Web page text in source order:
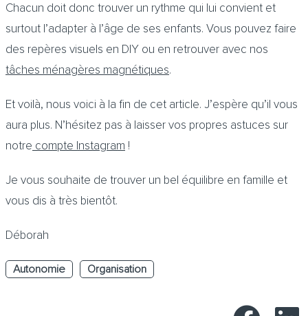
Chacun doit donc trouver un rythme qui lui convient et
surtout l’adapter à l’âge de ses enfants. Vous pouvez faire
des repères visuels en DIY ou en retrouver avec nos
tâches ménagères magnétiques.
Et voilà, nous voici à la fin de cet article. J’espère qu’il vous
aura plus. N’hésitez pas à laisser vos propres astuces sur
notre compte Instagram !
Je vous souhaite de trouver un bel équilibre en famille et
vous dis à très bientôt.
Déborah
Autonomie Organisation